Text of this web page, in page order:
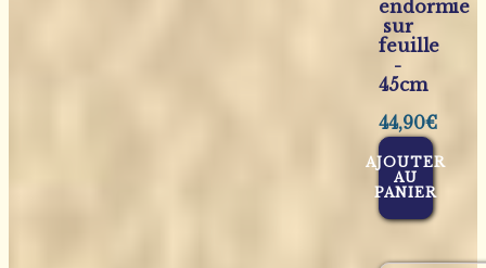
endormie
sur
feuille
-
45cm
44,90€
AJOUTER
AU
PANIER